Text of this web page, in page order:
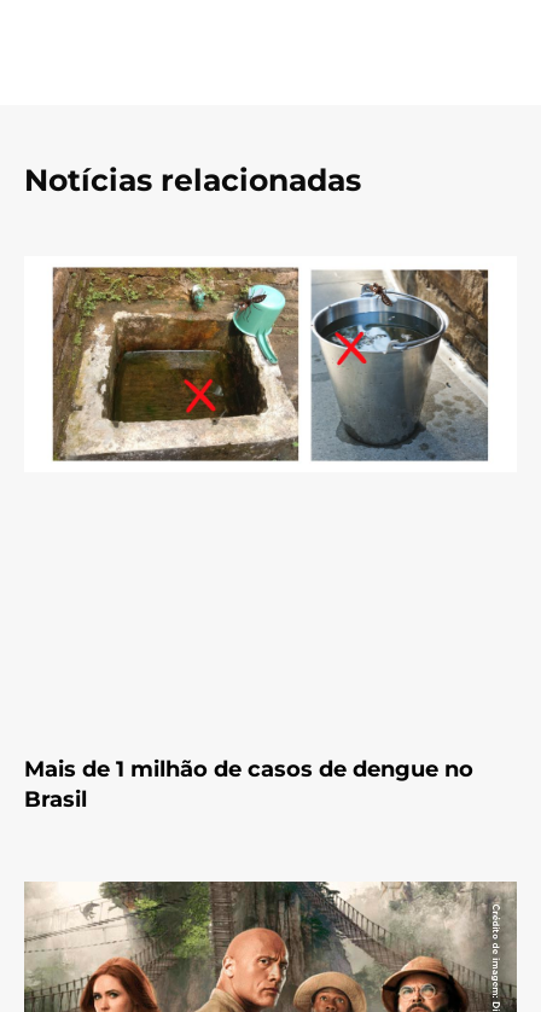
Notícias relacionadas
Mais de 1 milhão de casos de dengue no
Brasil